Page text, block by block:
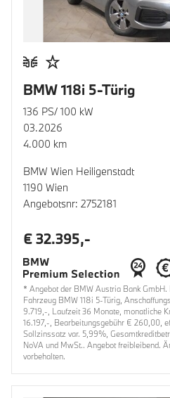
BMW 118i 5-Türig
136 PS/ 100 kW
03.2026
4.000 km
BMW Wien Heiligenstadt
1190 Wien
Angebotsnr: 2752181
€ 32.395,-
* Angebot der BMW Austria Bank
Fahrzeug BMW 118i 5-Türig,
9.719,-, Laufzeit 36 Monate, monatliche
16.197,-, Bearbeitungsgebühr € 260,00,
Sollzinssatz var. 5,99%,
NoVA und MwSt.. Angebot freibleibend.
vorbehalten.